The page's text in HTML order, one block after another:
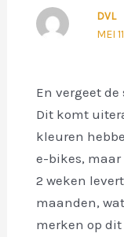
DVL
MEI
En vergeet
Dit komt
kleuren
e-bikes, maar
2 weken
maanden,
merken op